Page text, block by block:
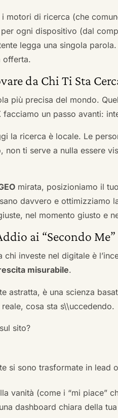
motori di ricerca (che
ogni dispositivo (dal
legga una singola
offerta.
da Chi Ti Sta
più precisa del mondo.
facciamo un passo avanti:
la ricerca è locale. Le
non ti serve a nulla essere
mirata, posizioniamo il
davvero e ottimizziamo
nel momento giusto e
ai “Secondo Me”
investe nel digitale è
misurabile.
astratta, è una scienza
cosa sta s\\uccedendo.
sito?
si sono trasformate in lead
vanità (come i “mi piace”
dashboard chiara della